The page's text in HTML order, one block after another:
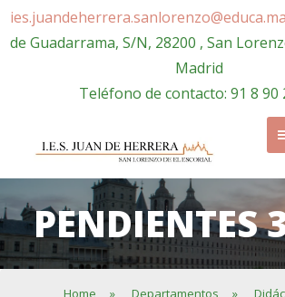
de Guadarrama, S/N, 28200 , San
Madrid
Teléfono de contacto: 91 8 90
PENDIENTES
Home » Departamentos »